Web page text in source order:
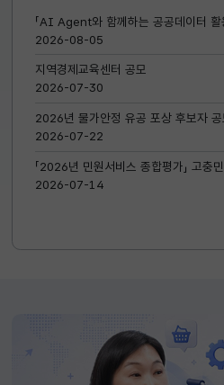
공지
「AI Agent와 함께하는 공공데이터 활
2026-08-05
지역경제교육센터 공모
2026-07-30
2026년 물가안정 유공 포상 후보자 공
2026-07-22
「2026년 민원서비스 종합평가」 고
2026-07-14